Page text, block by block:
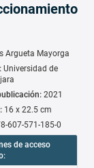
Argueta Mayorga
Universidad de
2021
16 x 22.5 cm
607-571-185-0
de acceso